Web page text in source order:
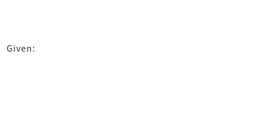
Given: